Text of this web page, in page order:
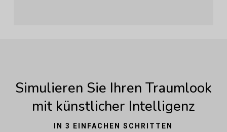
Simulieren Sie Ihren Traumlook
mit künstlicher Intelligenz
IN 3 EINFACHEN SCHRITTEN